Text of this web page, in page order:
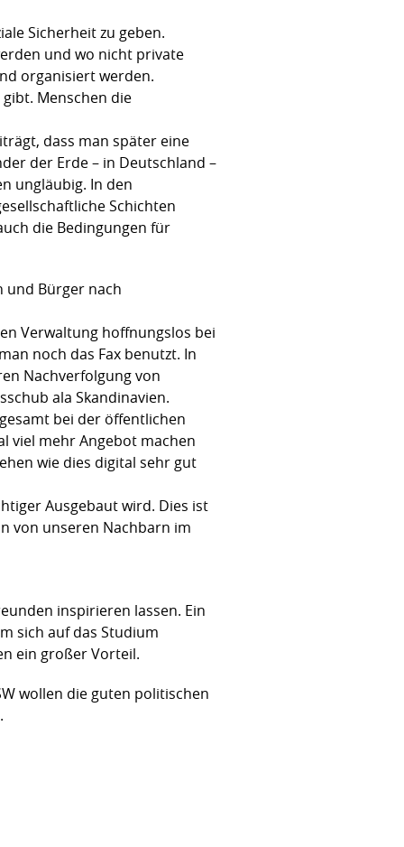
Sicherheit zu geben.
und wo nicht private
organisiert werden.
Menschen die
dass man später eine
der Erde – in Deutschland –
ungläubig. In den
Schichten
die Bedingungen für
Bürger nach
Verwaltung hoffnungslos bei
noch das Fax benutzt. In
Nachverfolgung von
ala Skandinavien.
bei der öffentlichen
viel mehr Angebot machen
wie dies digital sehr gut
Ausgebaut wird. Dies ist
von unseren Nachbarn im
inspirieren lassen. Ein
sich auf das Studium
ein großer Vorteil.
wollen die guten politischen